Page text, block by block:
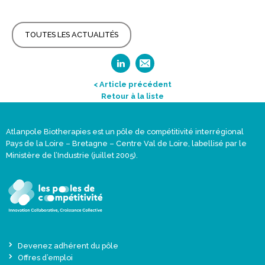
TOUTES LES ACTUALITÉS
< Article précédent
Retour à la liste
Atlanpole Biotherapies est un pôle de compétitivité interrégional
Pays de la Loire – Bretagne – Centre Val de Loire, labellisé par le
Ministère de l’Industrie (juillet 2005).
Devenez adhérent du pôle
Offres d’emploi